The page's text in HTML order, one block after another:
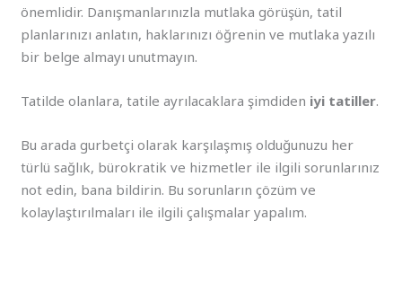
önemlidir. Danışmanlarınızla mutlaka görüşün, tatil
planlarınızı anlatın, haklarınızı öğrenin ve mutlaka yazılı
bir belge almayı unutmayın.
Tatilde olanlara, tatile ayrılacaklara şimdiden iyi tatiller.
Bu arada gurbetçi olarak karşılaşmış olduğunuzu her
türlü sağlık, bürokratik ve hizmetler ile ilgili sorunlarınız
not edin, bana bildirin. Bu sorunların çözüm ve
kolaylaştırılmaları ile ilgili çalışmalar yapalım.